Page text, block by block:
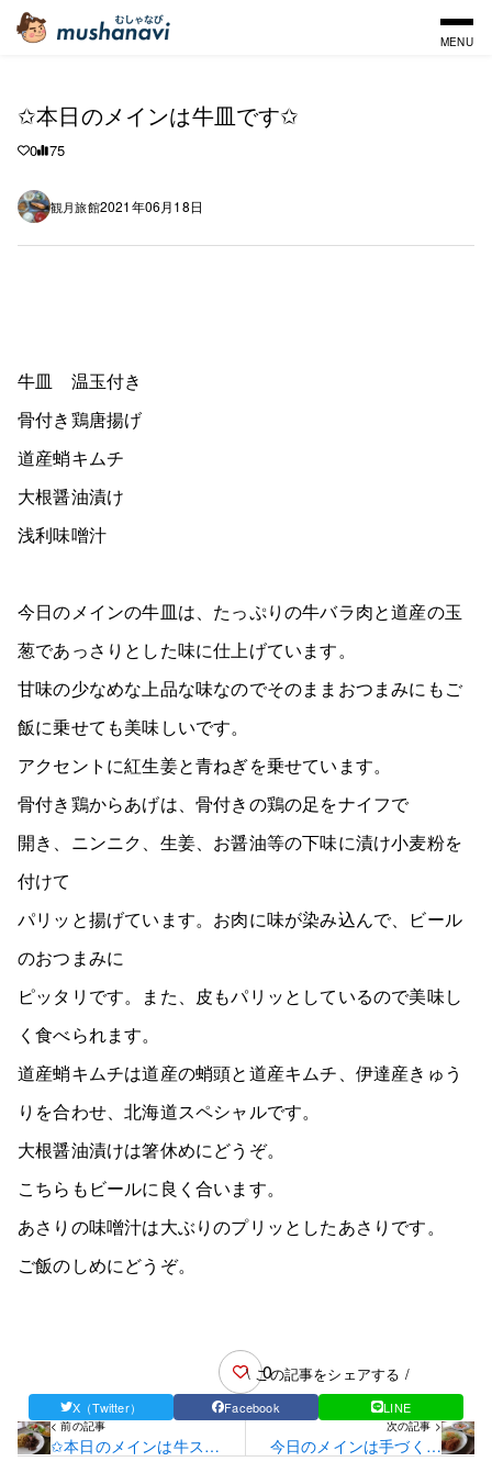
MENU
✩本日のメインは牛皿です✩
0 75
観月旅館2021年06月18日
牛皿 温玉付き
骨付き鶏唐揚げ
道産蛸キムチ
大根醤油漬け
浅利味噌汁
今日のメインの牛皿は、たっぷりの牛バラ肉と道産の玉
葱であっさりとした味に仕上げています。
甘味の少なめな上品な味なのでそのままおつまみにもご
飯に乗せても美味しいです。
アクセントに紅生姜と青ねぎを乗せています。
骨付き鶏からあげは、骨付きの鶏の足をナイフで
開き、ニンニク、生姜、お醤油等の下味に漬け小麦粉を
付けて
パリッと揚げています。お肉に味が染み込んで、ビール
のおつまみに
ピッタリです。また、皮もパリッとしているので美味し
く食べられます。
道産蛸キムチは道産の蛸頭と道産キムチ、伊達産きゅう
りを合わせ、北海道スペシャルです。
大根醤油漬けは箸休めにどうぞ。
こちらもビールに良く合います。
あさりの味噌汁は大ぶりのプリッとしたあさりです。
ご飯のしめにどうぞ。
0
\ この記事をシェアする /
X（Twitter） Facebook LINE
< 前の記事
✩本日のメインは牛ステ
次の記事 >
今日のメインは手づくり